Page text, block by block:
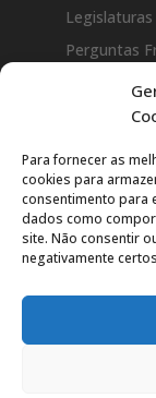
Para fornecer as
cookies para
consentimento para
dados como
site. Não consentir
negativamente
Legislaturas
Perguntas
Vereadores
Constituição
Decretos
Leis
Leis